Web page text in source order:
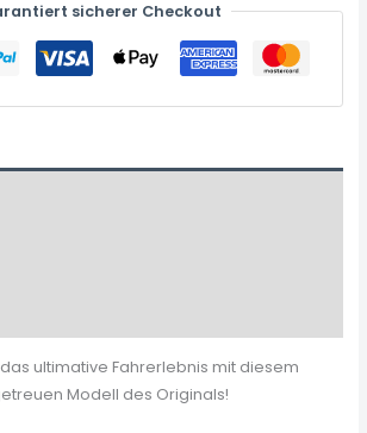
sicherer Checkout
ultimative Fahrerlebnis mit diesem
Modell des Originals!